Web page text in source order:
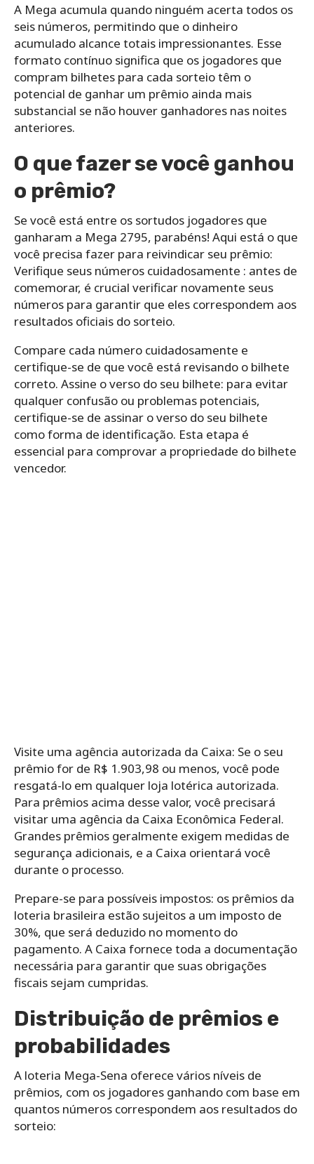
A Mega acumula quando ninguém acerta todos os
seis números, permitindo que o dinheiro
acumulado alcance totais impressionantes. Esse
formato contínuo significa que os jogadores que
compram bilhetes para cada sorteio têm o
potencial de ganhar um prêmio ainda mais
substancial se não houver ganhadores nas noites
anteriores.
O que fazer se você ganhou
o prêmio?
Se você está entre os sortudos jogadores que
ganharam a Mega 2795, parabéns! Aqui está o que
você precisa fazer para reivindicar seu prêmio:
Verifique seus números cuidadosamente : antes de
comemorar, é crucial verificar novamente seus
números para garantir que eles correspondem aos
resultados oficiais do sorteio.
Compare cada número cuidadosamente e
certifique-se de que você está revisando o bilhete
correto. Assine o verso do seu bilhete: para evitar
qualquer confusão ou problemas potenciais,
certifique-se de assinar o verso do seu bilhete
como forma de identificação. Esta etapa é
essencial para comprovar a propriedade do bilhete
vencedor.
Visite uma agência autorizada da Caixa: Se o seu
prêmio for de R$ 1.903,98 ou menos, você pode
resgatá-lo em qualquer loja lotérica autorizada.
Para prêmios acima desse valor, você precisará
visitar uma agência da Caixa Econômica Federal.
Grandes prêmios geralmente exigem medidas de
segurança adicionais, e a Caixa orientará você
durante o processo.
Prepare-se para possíveis impostos: os prêmios da
loteria brasileira estão sujeitos a um imposto de
30%, que será deduzido no momento do
pagamento. A Caixa fornece toda a documentação
necessária para garantir que suas obrigações
fiscais sejam cumpridas.
Distribuição de prêmios e
probabilidades
A loteria Mega-Sena oferece vários níveis de
prêmios, com os jogadores ganhando com base em
quantos números correspondem aos resultados do
sorteio: